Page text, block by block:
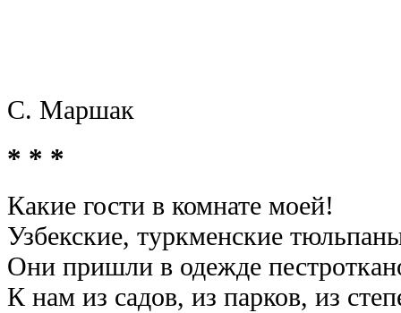
С. Маршак
* * *
Какие гости в комнате моей!
Узбекские, туркменские
Они пришли в одежде
К нам из садов, из парков, из